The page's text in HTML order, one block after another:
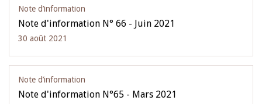
Note d’information
Note d'information N° 66 - Juin 2021
30 août 2021
Note d’information
Note d'information N°65 - Mars 2021